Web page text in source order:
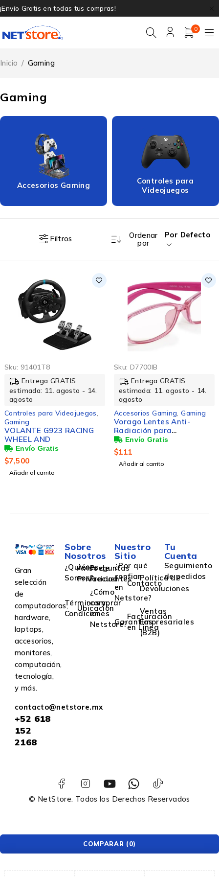
¡Envío Gratis en todas tus compras!
0
Gaming
Inicio / Gaming
Accesorios Gaming
Controles para
Videojuegos
Filtros
Ordenar
por
Por Defecto
Sku: 91401T8
Entrega GRATIS
estimada: 11. agosto - 14.
agosto
Controles para Videojuegos
Gaming
VOLANTE G923 RACING
WHEEL AND
$7,500
Añadir al carrito
Sku: D7700IB
Entrega GRATIS
estimada: 11. agosto - 14.
agosto
Accesorios Gaming ,Gaming
Vorago Lentes Anti-
Radiación para
Computadora KG-200,
para Niños, Rosa
$111
Añadir al carrito
Gran
selección
de
computadoras,
hardware,
laptops,
accesorios,
monitores,
computación,
tecnología,
y más.
contacto@netstore.mx
+52 618
152
2168
Sobre
Nosotros
¿Quiénes
Somos?
Aviso de
Privacidad
Preguntas
Frecuentes
Términos y
Condiciones
Ubicación
¿Cómo
comprar
en
Netstore?
Nuestro
Sitio
¿Por qué
confiar
en
Netstore?
Contacto
Política de
Devoluciones
Garantías
Facturación
en Linea
Ventas
Empresariales
(B2B)
Tu
Cuenta
Seguimiento
de pedidos
© NetStore. Todos los Derechos Reservados
COMPARAR (0)